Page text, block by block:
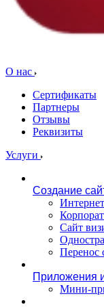
О нас
Сертификаты
Партнеры
Отзывы
Реквизиты
Услуги
Создание
Сайт
Перенос
Приложения
Мини-